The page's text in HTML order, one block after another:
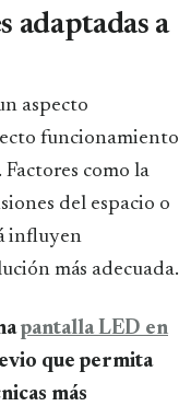
adaptadas a
aspecto
funcionamiento
como la
del espacio o
influyen
más adecuada.
pantalla LED en
que permita
más